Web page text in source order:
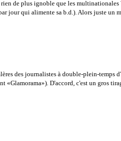
rien de plus ignoble que les
jour qui alimente sa b.d.). Alors juste un
des journalistes à double-plein-temps d'
«Glamorama»). D'accord, c'est un gros